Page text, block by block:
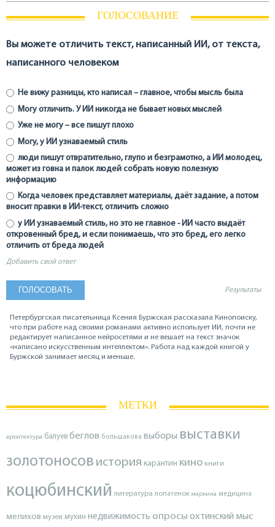
ГОЛОСОВАНИЕ
Вы можете отличить текст, написанный ИИ, от текста,
написанного человеком
Не вижу разницы, кто написал – главное, чтобы мысль была
Могу отличить. У ИИ никогда не бывает новых мыслей
Уже не могу – все пишут плохо
Могу, у ИИ узнаваемый стиль
люди пишут отвратительно, глупо и безграмотно, а ИИ молодец,
может из говна и палок людей собрать новую полезную
информацию
Когда человек представляет материалы, даёт задание, а потом
вносит правки в ИИ-текст, отличить сложно
у ИИ узнаваемый стиль, но это не главное - ИИ часто выдаёт
откровенный бред, и если понимаешь, что это бред, его легко
отличить от бреда людей
Добавить свой ответ
Результаты
Петербургская писательница Ксения Буржская рассказала Кинопоиску,
что при работе над своими романами активно использует ИИ, почти не
редактирует написанное нейросетями и не вешает на текст значок
«написано искусственным интеллектом». Работа над каждой книгой у
Буржской занимает месяц и меньше.
МЕТКИ
архитектура балуев беглов большакова выборы выставки
золотоносов история карантин кино книги
коцюбинский литература лопатенок маркина медицина
мелихов музеи мухин недвижимость опросы охтинский мыс